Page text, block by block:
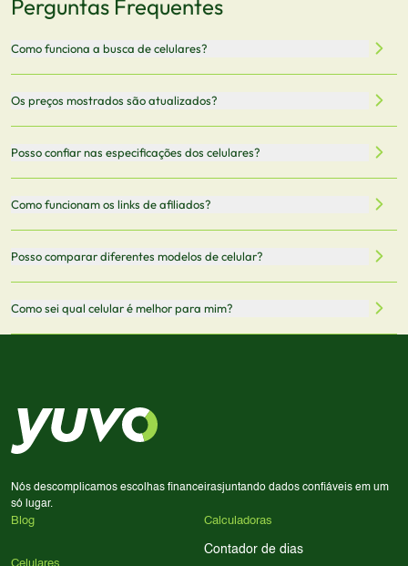
Perguntas Frequentes
Como funciona a busca de celulares?
armazenamento, memória RAM, bateria e conectividade
5G.
Os preços mostrados são atualizados?
vendedor antes de finalizar sua compra.
Posso confiar nas especificações dos celulares?
informações mais recentes de cada modelo.
Como funcionam os links de afiliados?
comissão sem custo adicional para você.
Posso comparar diferentes modelos de celular?
Sim! Você pode selecionar até 3 celulares para comparar
Como sei qual celular é melhor para mim?
processador e bateria são essenciais. Use nossos filtros
para encontrar o celular ideal.
Nós descomplicamos escolhas financeirasjuntando dados confiáveis em um
só lugar.
Blog Calculadoras
Contador de dias